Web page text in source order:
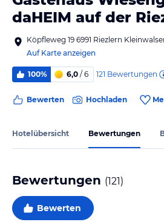
daHEIM auf der
Köpfleweg 19 6991 Riezlern
Auf Karte anzeigen
100% 6,0 / 6 121 Bewertungen
Bewerten Hochladen
Hotelübersicht Bewertungen
Bewertungen (121)
Bewerten